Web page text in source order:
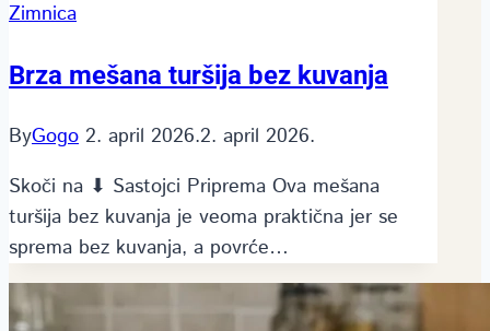
Zimnica
Brza mešana turšija bez kuvanja
ByGogo 2. april 2026.2. april 2026.
Skoči na ⬇ Sastojci Priprema Ova mešana
turšija bez kuvanja je veoma praktična jer se
sprema bez kuvanja, a povrće…